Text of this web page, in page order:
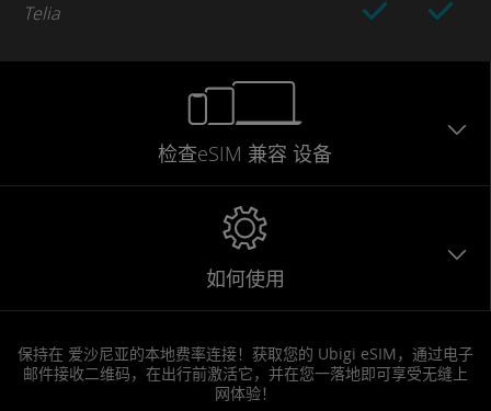
Telia
检查eSIM 兼容 设备
如何使用
保持在 爱沙尼亚的本地费率连接！获取您的 Ubigi eSIM，通过电子
邮件接收二维码，在出行前激活它，并在您一落地即可享受无缝上
网体验！